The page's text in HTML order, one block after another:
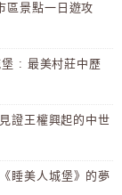
景點一日遊攻
: 最美村莊中歷
證王權興起的中世
睡美人城堡》的夢